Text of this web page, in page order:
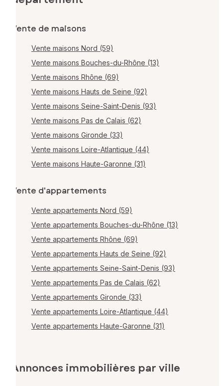
Vente de maisons
Vente maisons Nord (59)
Vente maisons Bouches-du-Rhône (13)
Vente maisons Rhône (69)
Vente maisons Hauts de Seine (92)
Vente maisons Seine-Saint-Denis (93)
Vente maisons Pas de Calais (62)
Vente maisons Gironde (33)
Vente maisons Loire-Atlantique (44)
Vente maisons Haute-Garonne (31)
Vente d'appartements
Vente appartements Nord (59)
Vente appartements Bouches-du-Rhône (13)
Vente appartements Rhône (69)
Vente appartements Hauts de Seine (92)
Vente appartements Seine-Saint-Denis (93)
Vente appartements Pas de Calais (62)
Vente appartements Gironde (33)
Vente appartements Loire-Atlantique (44)
Vente appartements Haute-Garonne (31)
Annonces immobilières par ville